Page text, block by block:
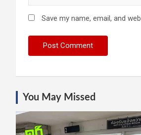
Save my name, email, and
You May Missed